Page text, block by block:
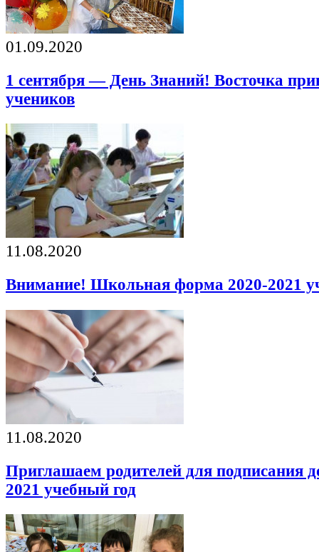
01.09.2020
1 сентября — День Знаний! Восточка
учеников
11.08.2020
Внимание! Школьная форма 2020-2021
11.08.2020
Приглашаем родителей для подписания
2021 учебный год